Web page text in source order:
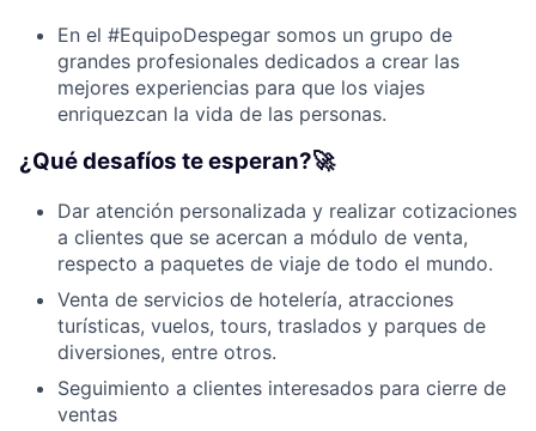
En el #EquipoDespegar somos un grupo de
grandes profesionales dedicados a crear las
mejores experiencias para que los viajes
enriquezcan la vida de las personas.
¿Qué desafíos te esperan?🚀
Dar atención personalizada y realizar cotizaciones
a clientes que se acercan a módulo de venta,
respecto a paquetes de viaje de todo el mundo.
Venta de servicios de hotelería, atracciones
turísticas, vuelos, tours, traslados y parques de
diversiones, entre otros.
Seguimiento a clientes interesados ​​para cierre de
ventas